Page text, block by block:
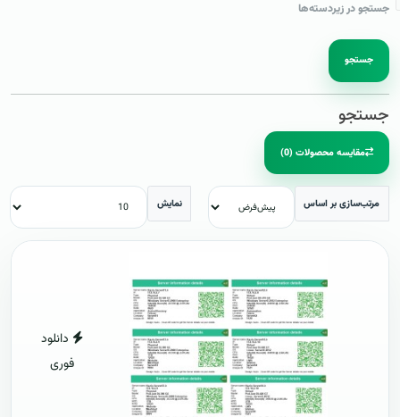
جستجو در زیردسته‌ها
جستجو
جستجو
مقایسه محصولات (0)
مرتب‌سازی بر اساس نمایش
دانلود
فوری